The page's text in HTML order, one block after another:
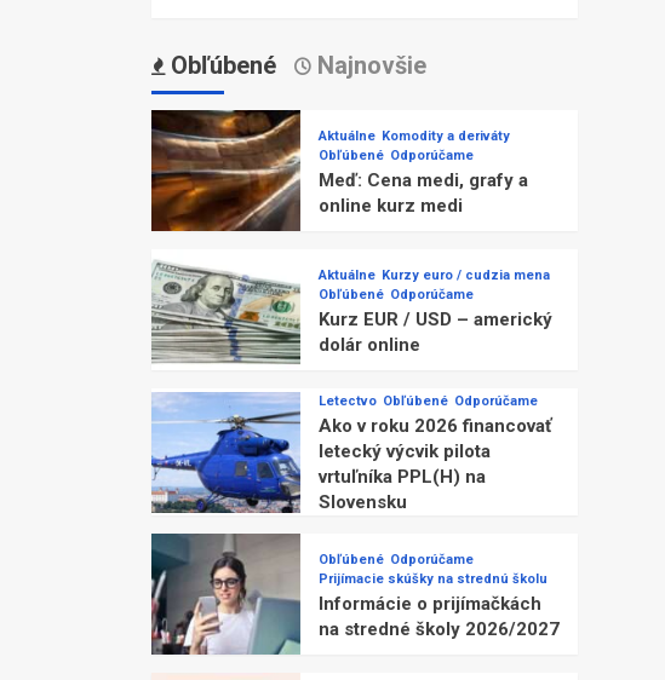
Obľúbené Najnovšie
Aktuálne Komodity a deriváty
Obľúbené Odporúčame
Meď: Cena medi, grafy a
online kurz medi
Aktuálne Kurzy euro / cudzia mena
Obľúbené Odporúčame
Kurz EUR / USD – americký
dolár online
Letectvo Obľúbené Odporúčame
Ako v roku 2026 financovať
letecký výcvik pilota
vrtuľníka PPL(H) na
Slovensku
Obľúbené Odporúčame
Prijímacie skúšky na strednú školu
Informácie o prijímačkách
na stredné školy 2026/2027